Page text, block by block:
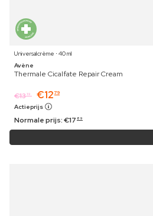
Universalcrème ⋅ 40 ml
Avène
Thermale Cicalfate Repair Cream
€1319 €12 79
Actieprijs
Normale prijs:€17 89